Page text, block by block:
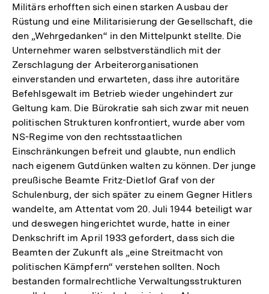
Militärs erhofften sich einen starken Ausbau der
Rüstung und eine Militarisierung der Gesellschaft, die
den „Wehrgedanken“ in den Mittelpunkt stellte. Die
Unternehmer waren selbstverständlich mit der
Zerschlagung der Arbeiterorganisationen
einverstanden und erwarteten, dass ihre autoritäre
Befehlsgewalt im Betrieb wieder ungehindert zur
Geltung kam. Die Bürokratie sah sich zwar mit neuen
politischen Strukturen konfrontiert, wurde aber vom
NS-Regime von den rechtsstaatlichen
Einschränkungen befreit und glaubte, nun endlich
nach eigenem Gutdünken walten zu können. Der junge
preußische Beamte Fritz-Dietlof Graf von der
Schulenburg, der sich später zu einem Gegner Hitlers
wandelte, am Attentat vom 20. Juli 1944 beteiligt war
und deswegen hingerichtet wurde, hatte in einer
Denkschrift im April 1933 gefordert, dass sich die
Beamten der Zukunft als „eine Streitmacht von
politischen Kämpfern“ verstehen sollten. Noch
bestanden formalrechtliche Verwaltungsstrukturen